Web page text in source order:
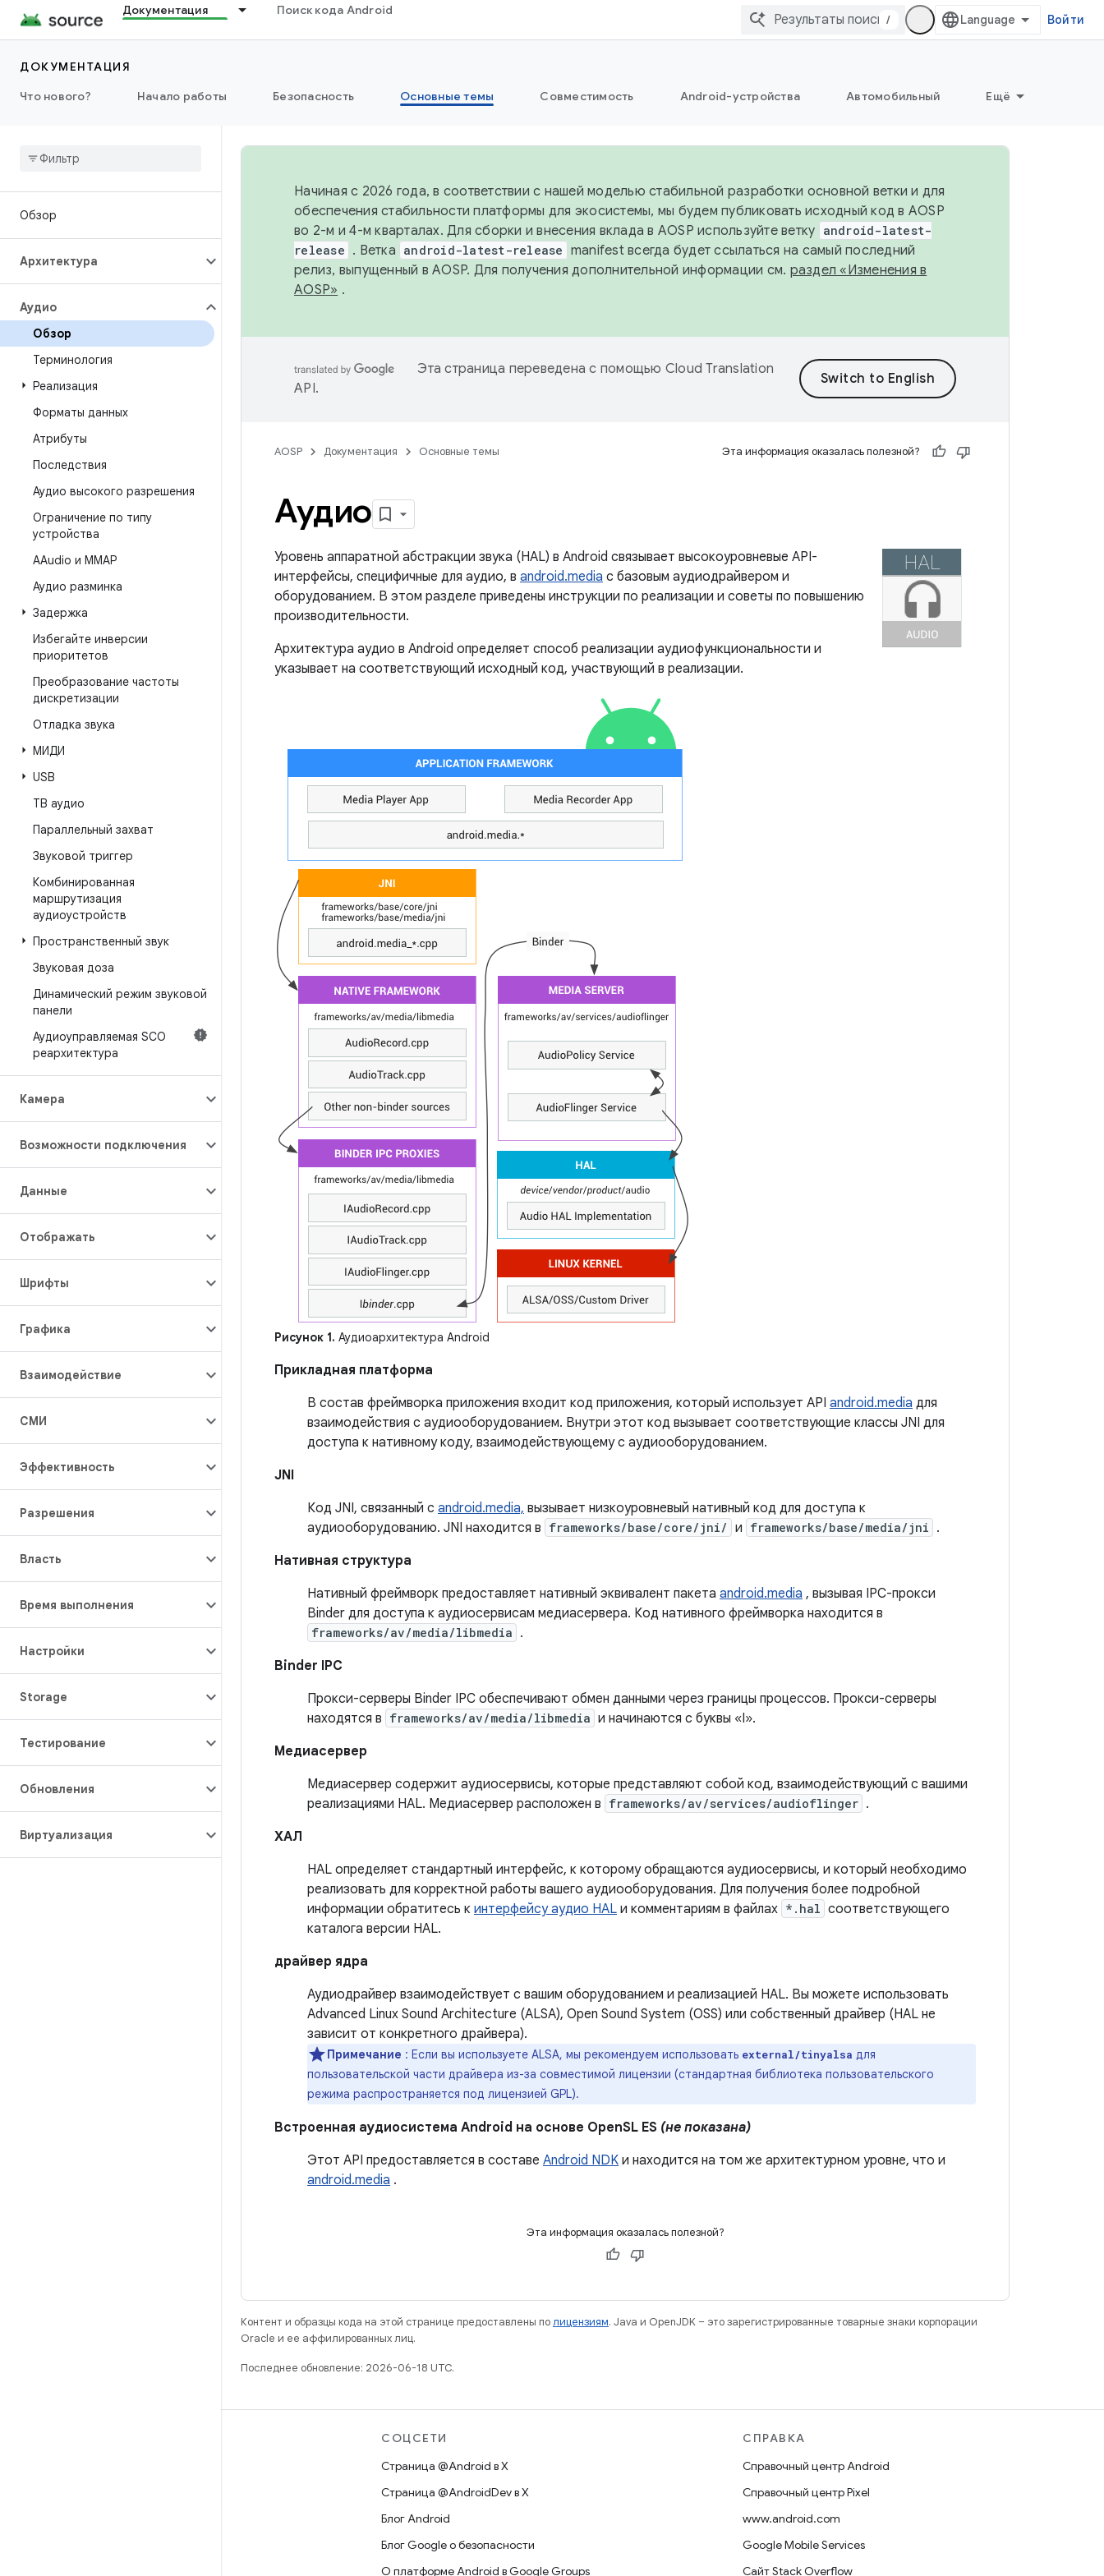
Документация Поиск кода Android
/ Войти
ДОКУМЕНТАЦИЯ
Что нового?
Начало работы Безопасность Основные темы Совместимость Android-устройства Автомобильный Ещё
Обзор
Архитектура
Аудио
Обзор
Терминология
Реализация
Форматы данных
Атрибуты
Последствия
Аудио высокого разрешения
Ограничение по типу
устройства
AAudio и MMAP
Аудио разминка
Задержка
Избегайте инверсии
приоритетов
Преобразование частоты
дискретизации
Отладка звука
МИДИ
USB
ТВ аудио
Параллельный захват
Звуковой триггер
Комбинированная
маршрутизация
аудиоустройств
Пространственный звук
Звуковая доза
Динамический режим звуковой
панели
Аудиоуправляемая SCO
реархитектура
Камера
Возможности подключения
Данные
Отображать
Шрифты
Графика
Взаимодействие
СМИ
Эффективность
Разрешения
Власть
Время выполнения
Настройки
Storage
Тестирование
Обновления
Виртуализация
Начиная с 2026 года, в соответствии с нашей моделью стабильной разработки основной ветки и для
обеспечения стабильности платформы для экосистемы, мы будем публиковать исходный код в AOSP
во 2-м и 4-м кварталах. Для сборки и внесения вклада в AOSP используйте ветку android-latest-
release . Ветка android-latest-release manifest всегда будет ссылаться на самый последний
релиз, выпущенный в AOSP. Для получения дополнительной информации см. раздел «Изменения в
AOSP» .
Эта страница переведена с помощью Cloud Translation
API.
AOSP Документация Основные темы Эта информация оказалась полезной?
Аудио
Уровень аппаратной абстракции звука (HAL) в Android связывает высокоуровневые API-
интерфейсы, специфичные для аудио, в android.media с базовым аудиодрайвером и
оборудованием. В этом разделе приведены инструкции по реализации и советы по повышению
производительности.
Архитектура аудио в Android определяет способ реализации аудиофункциональности и
указывает на соответствующий исходный код, участвующий в реализации.
Рисунок 1. Аудиоархитектура Android
Прикладная платформа
В состав фреймворка приложения входит код приложения, который использует API android.media для
взаимодействия с аудиооборудованием. Внутри этот код вызывает соответствующие классы JNI для
доступа к нативному коду, взаимодействующему с аудиооборудованием.
JNI
Код JNI, связанный с android.media, вызывает низкоуровневый нативный код для доступа к
аудиооборудованию. JNI находится в frameworks/base/core/jni/ и frameworks/base/media/jni .
Нативная структура
Нативный фреймворк предоставляет нативный эквивалент пакета android.media , вызывая IPC-прокси
Binder для доступа к аудиосервисам медиасервера. Код нативного фреймворка находится в
frameworks/av/media/libmedia .
Binder IPC
Прокси-серверы Binder IPC обеспечивают обмен данными через границы процессов. Прокси-серверы
находятся в frameworks/av/media/libmedia и начинаются с буквы «I».
Медиасервер
Медиасервер содержит аудиосервисы, которые представляют собой код, взаимодействующий с вашими
реализациями HAL. Медиасервер расположен в frameworks/av/services/audioflinger .
ХАЛ
HAL определяет стандартный интерфейс, к которому обращаются аудиосервисы, и который необходимо
реализовать для корректной работы вашего аудиооборудования. Для получения более подробной
информации обратитесь к интерфейсу аудио HAL и комментариям в файлах *.hal соответствующего
каталога версии HAL.
драйвер ядра
Аудиодрайвер взаимодействует с вашим оборудованием и реализацией HAL. Вы можете использовать
Advanced Linux Sound Architecture (ALSA), Open Sound System (OSS) или собственный драйвер (HAL не
зависит от конкретного драйвера).
Примечание : Если вы используете ALSA, мы рекомендуем использовать external/tinyalsa для
пользовательской части драйвера из-за совместимой лицензии (стандартная библиотека пользовательского
режима распространяется под лицензией GPL).
Встроенная аудиосистема Android на основе OpenSL ES (не показана)
Этот API предоставляется в составе Android NDK и находится на том же архитектурном уровне, что и
android.media .
Эта информация оказалась полезной?
Контент и образцы кода на этой странице предоставлены полицензиям. Java и OpenJDK – это зарегистрированные товарные знаки корпорации
Oracle и ее аффилированных лиц.
Последнее обновление: 2026-06-18 UTC.
СОЦСЕТИ
Страница @Android в X
Страница @AndroidDev в X
Блог Android
Блог Google о безопасности
О платформе Android в Google Groups
СПРАВКА
Справочный центр Android
Справочный центр Pixel
www.android.com
Google Mobile Services
Сайт Stack Overflow